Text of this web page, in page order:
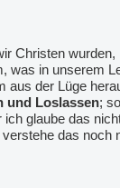
Christen wurden,
was in unserem
aus der Lüge
und Loslassen;
glaube das
das noch